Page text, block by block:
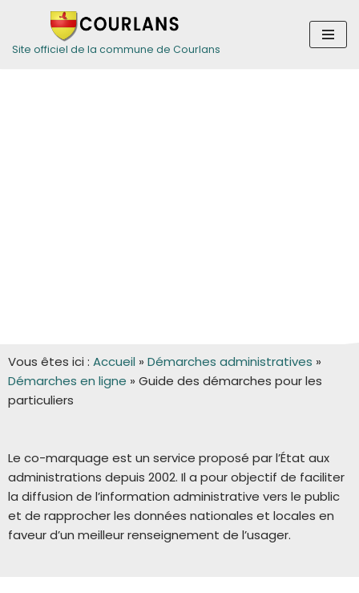
Aller
Site officiel de la commune de Courlans
Vous êtes ici : Accueil » Démarches administratives »
Démarches en ligne » Guide des démarches pour les
particuliers
Le co-marquage est un service proposé par l’État aux
administrations depuis 2002. Il a pour objectif de faciliter
la diffusion de l’information administrative vers le public
et de rapprocher les données nationales et locales en
faveur d’un meilleur renseignement de l’usager.